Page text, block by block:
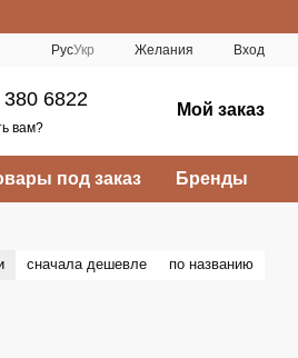
РусУкр Желания Вход
6822
вам?
Мой заказ
под заказ Бренды
сначала дешевле по названию